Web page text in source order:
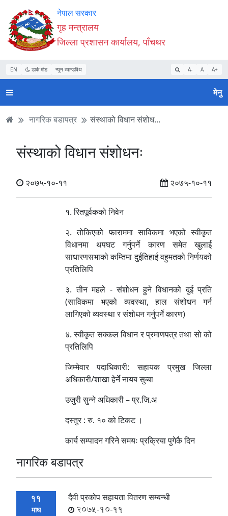
Accessibility
Mode
सुरु
गर्नुहोस्
सामाग्री
पढ्नुहाेस्
नेभिगेसन
पढ्नुहाेस्
वेबसाइट
खोजमा
जानुहोस्
नेपाल सरकार
गृह मन्त्रालय
जिल्ला प्रशासन कार्यालय, पाँचथर
EN डार्क मोड न्यून व्यान्डविथ A- A A+
मेनु
नागरिक बडापत्र संस्थाको विधान संशोध...
संस्थाको विधान संशोधनः
२०७५-१०-११ २०७५-१०-११
१. रितपूर्वकको निवेन
२. तोकिएको फाराममा साविकमा भएको स्वीकृत
विधानमा थपघट गर्नुपर्ने कारण समेत खुलाई
साधारणसभाको कम्तिमा दुईतिहाई वहुमतको निर्णयको
प्रतिलिपि
३. तीन महले - संशोधन हुने विधानको दुई प्रति
(साविकमा भएको व्यवस्था, हाल संशोधन गर्न
लागिएको व्यवस्था र संशोधन गर्नुपर्ने कारण)
४. स्वीकृत सक्कल विधान र प्रमाणपत्र तथा सो को
प्रतिलिपि
जिम्मेवार पदाधिकारी: सहायक प्रमुख जिल्ला
अधिकारी/शाखा हेर्ने नायब सुब्बा
उजुरी सुन्ने अधिकारी – प्र.जि.अ
दस्तुर : रु. १० को टिकट ।
कार्य सम्पादन गरिने समयः प्रक्रिया पुगेकै दिन
नागरिक बडापत्र
11
माघ
दैवी प्रकोप सहायता वितरण सम्बन्धी
2075-10-11